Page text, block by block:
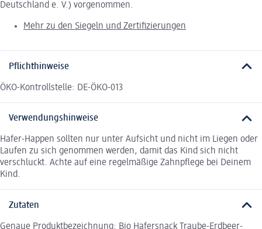
Deutschland e. V.) vorgenommen.
Mehr zu den Siegeln und Zertifizierungen
Pflichthinweise
ÖKO-Kontrollstelle: DE-ÖKO-013
Verwendungshinweise
Hafer-Happen sollten nur unter Aufsicht und nicht im Liegen oder
Laufen zu sich genommen werden, damit das Kind sich nicht
verschluckt. Achte auf eine regelmäßige Zahnpflege bei Deinem
Kind.
Zutaten
Genaue Produktbezeichnung: Bio Hafersnack Traube-Erdbeer-